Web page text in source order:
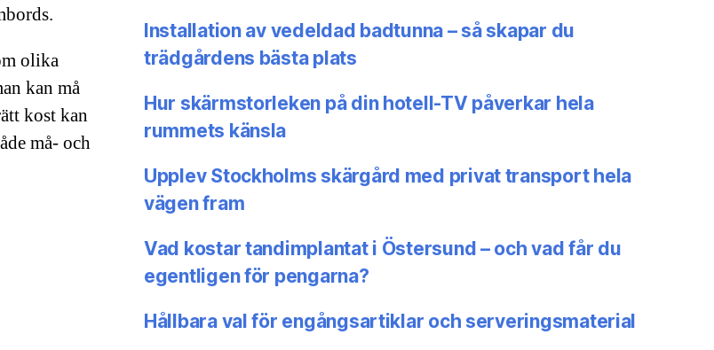
olika
kan må
kost kan
må- och
Installation av vedeldad badtunna – så skapar du
trädgårdens bästa plats
Hur skärmstorleken på din hotell-TV påverkar hela
rummets känsla
Upplev Stockholms skärgård med privat transport hela
vägen fram
Vad kostar tandimplantat i Östersund – och vad får du
egentligen för pengarna?
Hållbara val för engångsartiklar och serveringsmaterial